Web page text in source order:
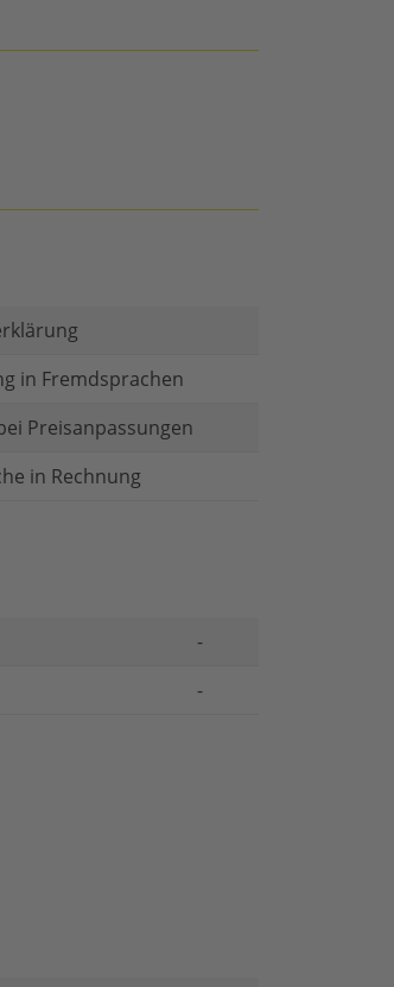
in Fremdsprachen
Preisanpassungen
in Rechnung
-
-